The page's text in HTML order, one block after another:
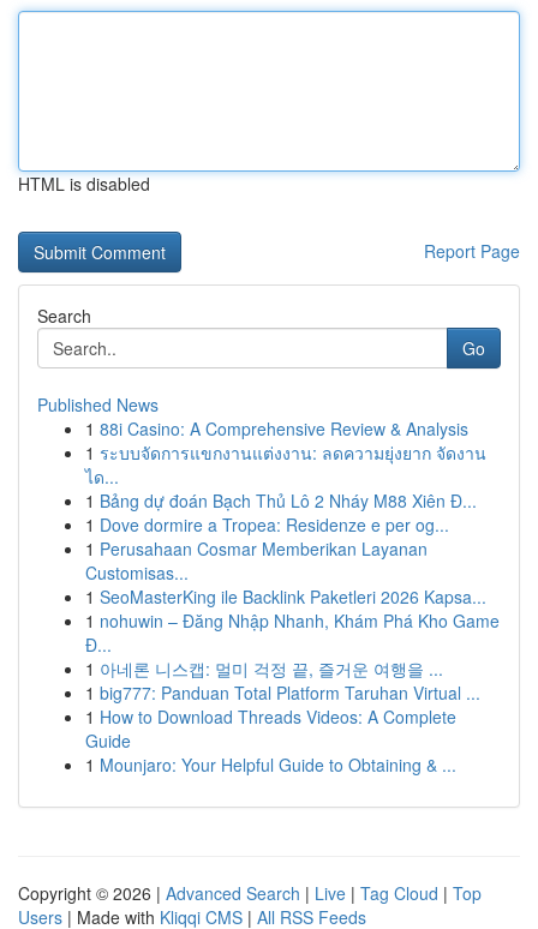
HTML is disabled
Report Page
Search
Go
Published News
1 88i Casino: A Comprehensive Review & Analysis
1 ระบบจัดการแขกงานแต่งงาน: ลดความยุ่งยาก จัดงาน
ได...
1 Bảng dự đoán Bạch Thủ Lô 2 Nháy M88 Xiên Đ...
1 Dove dormire a Tropea: Residenze e per og...
1 Perusahaan Cosmar Memberikan Layanan
Customisas...
1 SeoMasterKing ile Backlink Paketleri 2026 Kapsa...
1 nohuwin – Đăng Nhập Nhanh, Khám Phá Kho Game
Đ...
1 아네론 니스캡: 멀미 걱정 끝, 즐거운 여행을 ...
1 big777: Panduan Total Platform Taruhan Virtual ...
1 How to Download Threads Videos: A Complete
Guide
1 Mounjaro: Your Helpful Guide to Obtaining & ...
Copyright © 2026 | Advanced Search | Live | Tag Cloud | Top
Users | Made with Kliqqi CMS | All RSS Feeds